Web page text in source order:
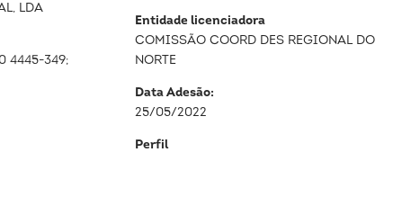
LDA
4445-349;
Entidade licenciadora
COMISSÃO COORD DES REGIONAL DO
NORTE
Data Adesão:
25/05/2022
Perfil